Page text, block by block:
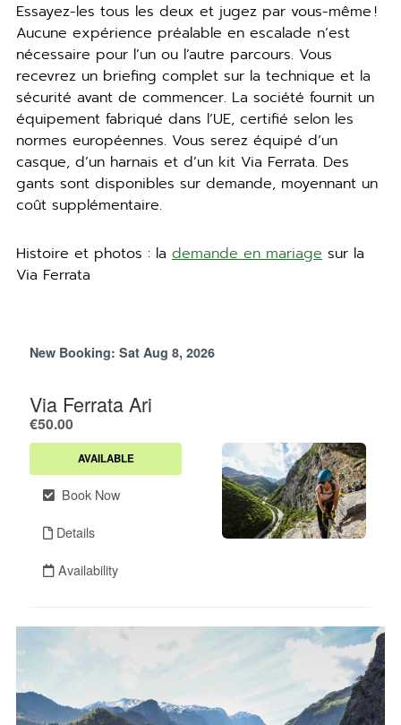
Essayez-les tous les deux et jugez par vous-même !
Aucune expérience préalable en escalade n’est
nécessaire pour l’un ou l’autre parcours. Vous
recevrez un briefing complet sur la technique et la
sécurité avant de commencer. La société fournit un
équipement fabriqué dans l’UE, certifié selon les
normes européennes. Vous serez équipé d’un
casque, d’un harnais et d’un kit Via Ferrata. Des
gants sont disponibles sur demande, moyennant un
coût supplémentaire.
Histoire et photos : la demande en mariagesur la
Via Ferrata